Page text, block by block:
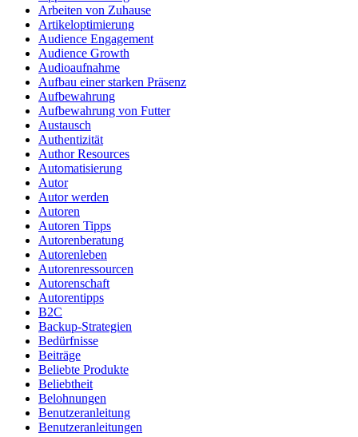
Arbeiten von Zuhause
Artikeloptimierung
Audience Engagement
Audience Growth
Audioaufnahme
Aufbau einer starken Präsenz
Aufbewahrung
Aufbewahrung von Futter
Austausch
Authentizität
Author Resources
Automatisierung
Autor
Autor werden
Autoren
Autoren Tipps
Autorenberatung
Autorenleben
Autorenressourcen
Autorenschaft
Autorentipps
B2C
Backup-Strategien
Bedürfnisse
Beiträge
Beliebte Produkte
Beliebtheit
Belohnungen
Benutzeranleitung
Benutzeranleitungen